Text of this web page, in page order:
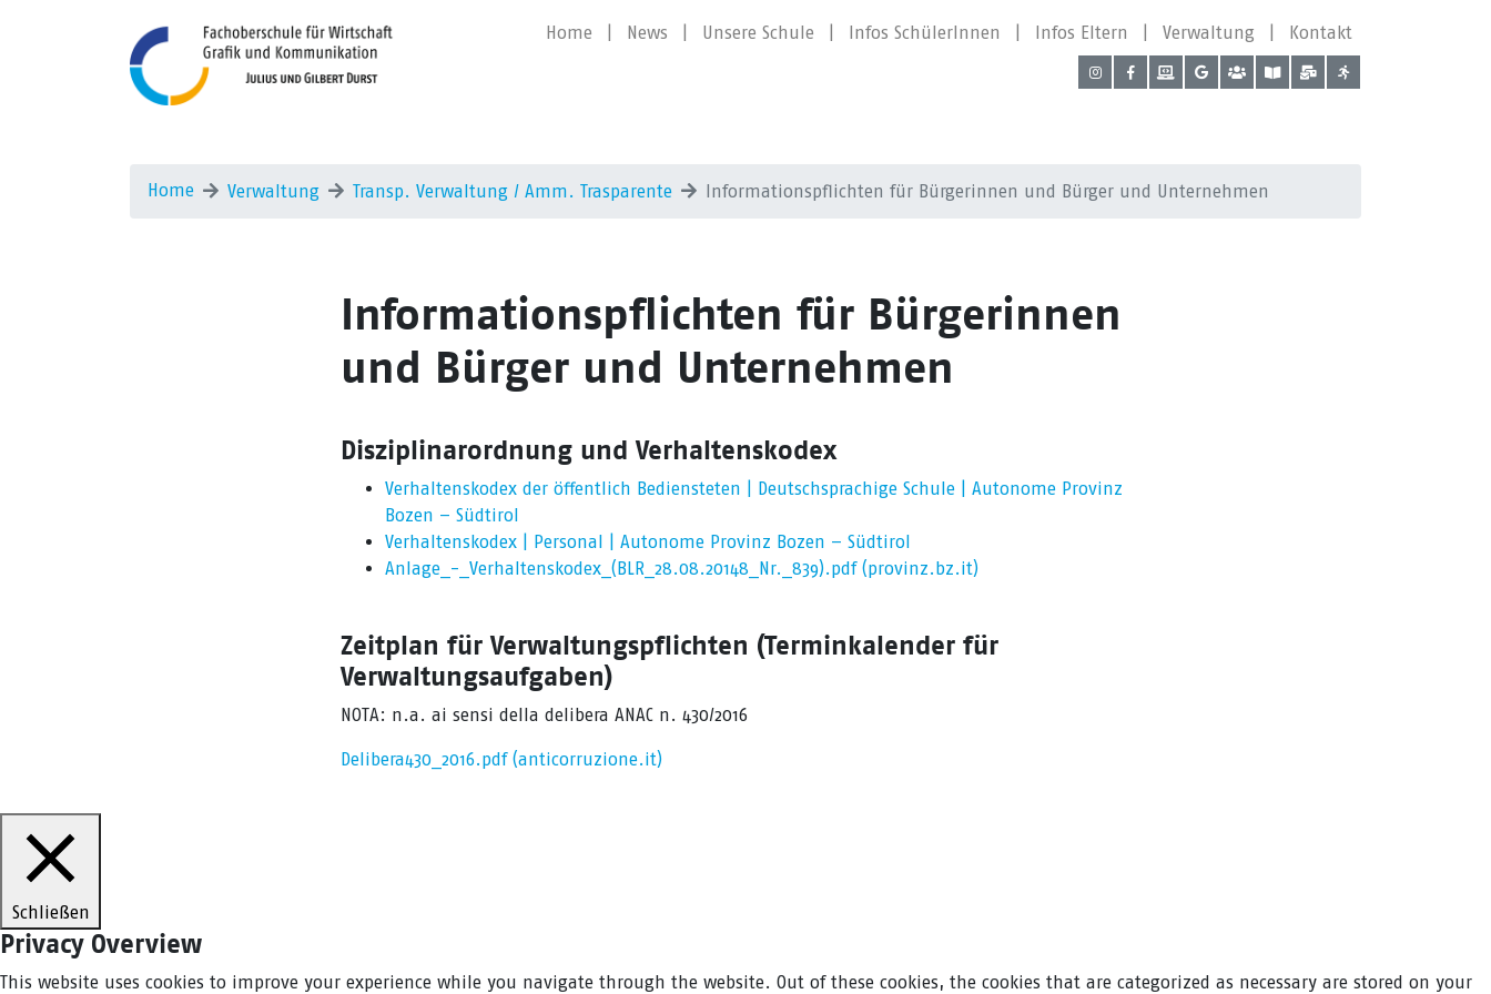
Home News Unsere Schule Infos SchülerInnen Infos Eltern Verwaltung Kontakt
Home Verwaltung Transp. Verwaltung / Amm. Trasparente Informationspflichten für Bürgerinnen und Bürger und Unternehmen
Informationspflichten für Bürgerinnen
und Bürger und Unternehmen
Disziplinarordnung und Verhaltenskodex
Verhaltenskodex der öffentlich Bediensteten | Deutschsprachige Schule | Autonome Provinz
Bozen – Südtirol
Verhaltenskodex | Personal | Autonome Provinz Bozen – Südtirol
Anlage_-_Verhaltenskodex_(BLR_28.08.20148_Nr._839).pdf (provinz.bz.it)
Zeitplan für Verwaltungspflichten (Terminkalender für
Verwaltungsaufgaben)
NOTA: n.a. ai sensi della delibera ANAC n. 430/2016
Delibera430_2016.pdf (anticorruzione.it)
Schließen
Privacy Overview
This website uses cookies to improve your experience while you navigate through the website. Out of these cookies, the cookies that are categorized as necessary are stored on your